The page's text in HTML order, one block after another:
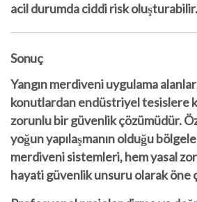
acil durumda ciddi risk oluşturabilir.
Sonuç
Yangın merdiveni uygulama
konutlardan endüstriyel tesislere
zorunlu bir güvenlik çözümüdür.
yoğun yapılaşmanın olduğu
merdiveni sistemleri, hem yasal
hayati güvenlik unsuru olarak öne